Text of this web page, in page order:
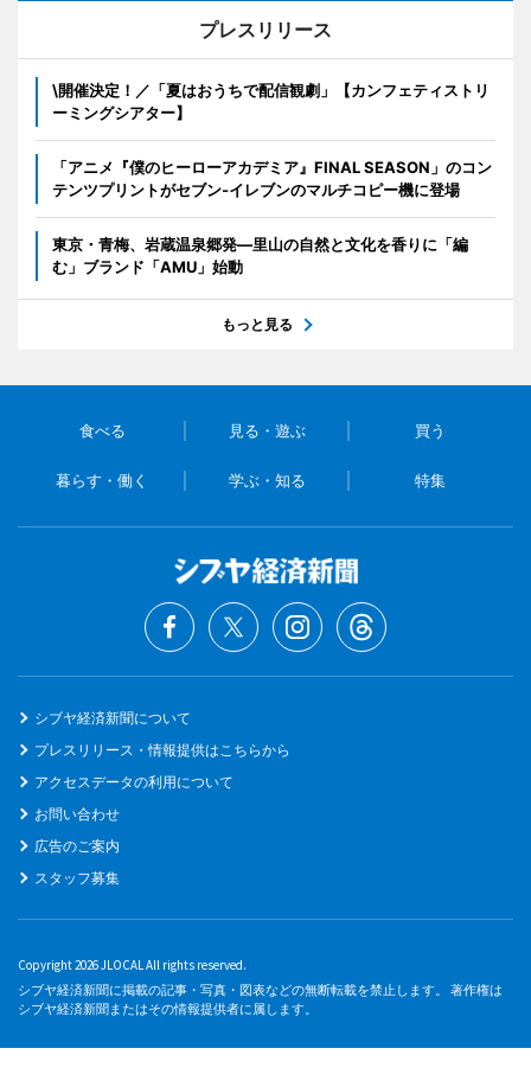
プレスリリース
\開催決定！／「夏はおうちで配信観劇」【カンフェティストリ
ーミングシアター】
「アニメ『僕のヒーローアカデミア』FINAL SEASON」のコン
テンツプリントがセブン‐イレブンのマルチコピー機に登場
東京・青梅、岩蔵温泉郷発―里山の自然と文化を香りに「編
む」ブランド「AMU」始動
もっと見る
食べる 見る・遊ぶ 買う
暮らす・働く 学ぶ・知る 特集
シブヤ経済新聞について
プレスリリース・情報提供はこちらから
アクセスデータの利用について
お問い合わせ
広告のご案内
スタッフ募集
Copyright 2026 JLOCAL All rights reserved.
シブヤ経済新聞に掲載の記事・写真・図表などの無断転載を禁止します。 著作権は
シブヤ経済新聞またはその情報提供者に属します。